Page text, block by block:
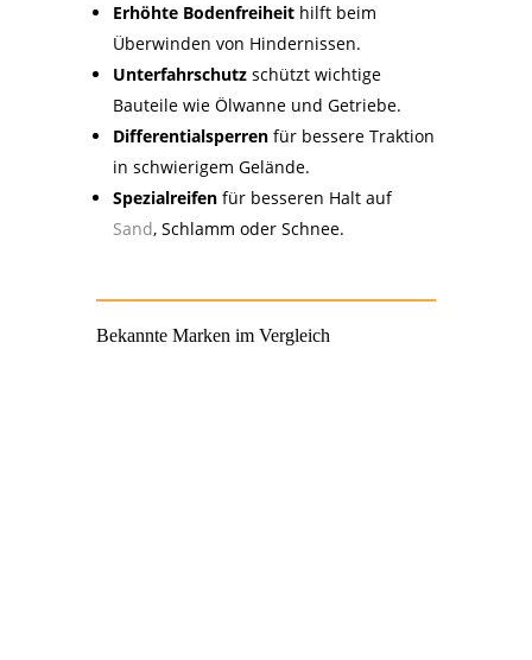
Erhöhte Bodenfreiheithilft beim
Überwinden von Hindernissen.
Unterfahrschutzschützt wichtige
Bauteile wie Ölwanne und Getriebe.
Differentialsperrenfür bessere Traktion
in schwierigem Gelände.
Spezialreifenfür besseren Halt auf
Sand, Schlamm oder Schnee.
Bekannte Marken im Vergleich